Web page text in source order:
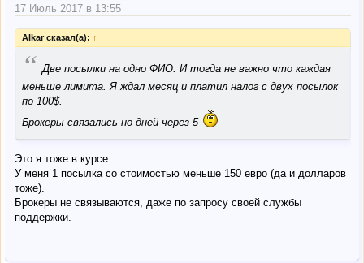
17 Июль 2017 в 13:55
Alkar сказал(а): ↑
“ Две посылки на одно ФИО. И тогда не важно что каждая
меньше лимита. Я ждал месяц и платил налог с двух посылок
по 100$.
Брокеры связались но дней через 5
Это я тоже в курсе.
У меня 1 посылка со стоимостью меньше 150 евро (да и долларов
тоже).
Брокеры не связываются, даже по запросу своей службы
поддержки.